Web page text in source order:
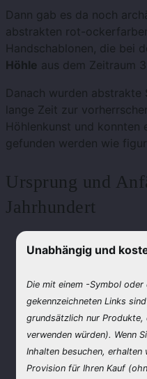
Dann gab es da noch
abstrakten rot-
Handschablonen, die bei
Höhle aus dem Zeitraum
Danach wurden abstrakte
lange Zeit zur
Höhlenkunst und
gefunden werden wie
Ursprung und
Jahrhundert
Unabhängig und
Die mit einem -Symbol oder
gekennzeichneten Links
grundsätzlich nur
verwenden würden). Wenn
Inhalten besuchen, erhalten
Provision für Ihren Kauf